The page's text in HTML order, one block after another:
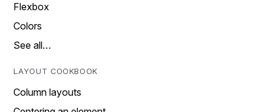
Flexbox
Colors
See all…
LAYOUT COOKBOOK
Column layouts